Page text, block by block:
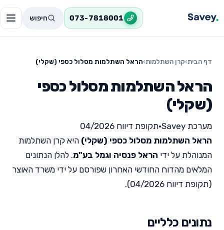
073-7818001 חיפוש
דף הבית›קרן השתלמות›הראל השתלמות מסלול כספי (שקלי)
הראל השתלמות מסלול כספי
(שקלי)
מערכת Savey •תקופת דיווח 04/2026
הראל השתלמות מסלול כספי (שקלי) היא קרן השתלמות
המנוהלת על ידי הראל פנסיה וגמל בע"מ. להלן הנתונים
המלאים מהדוח החודשי האחרון שפורסם על ידי משרד האוצר
(תקופת דיווח 04/2026).
נתונים כלליים